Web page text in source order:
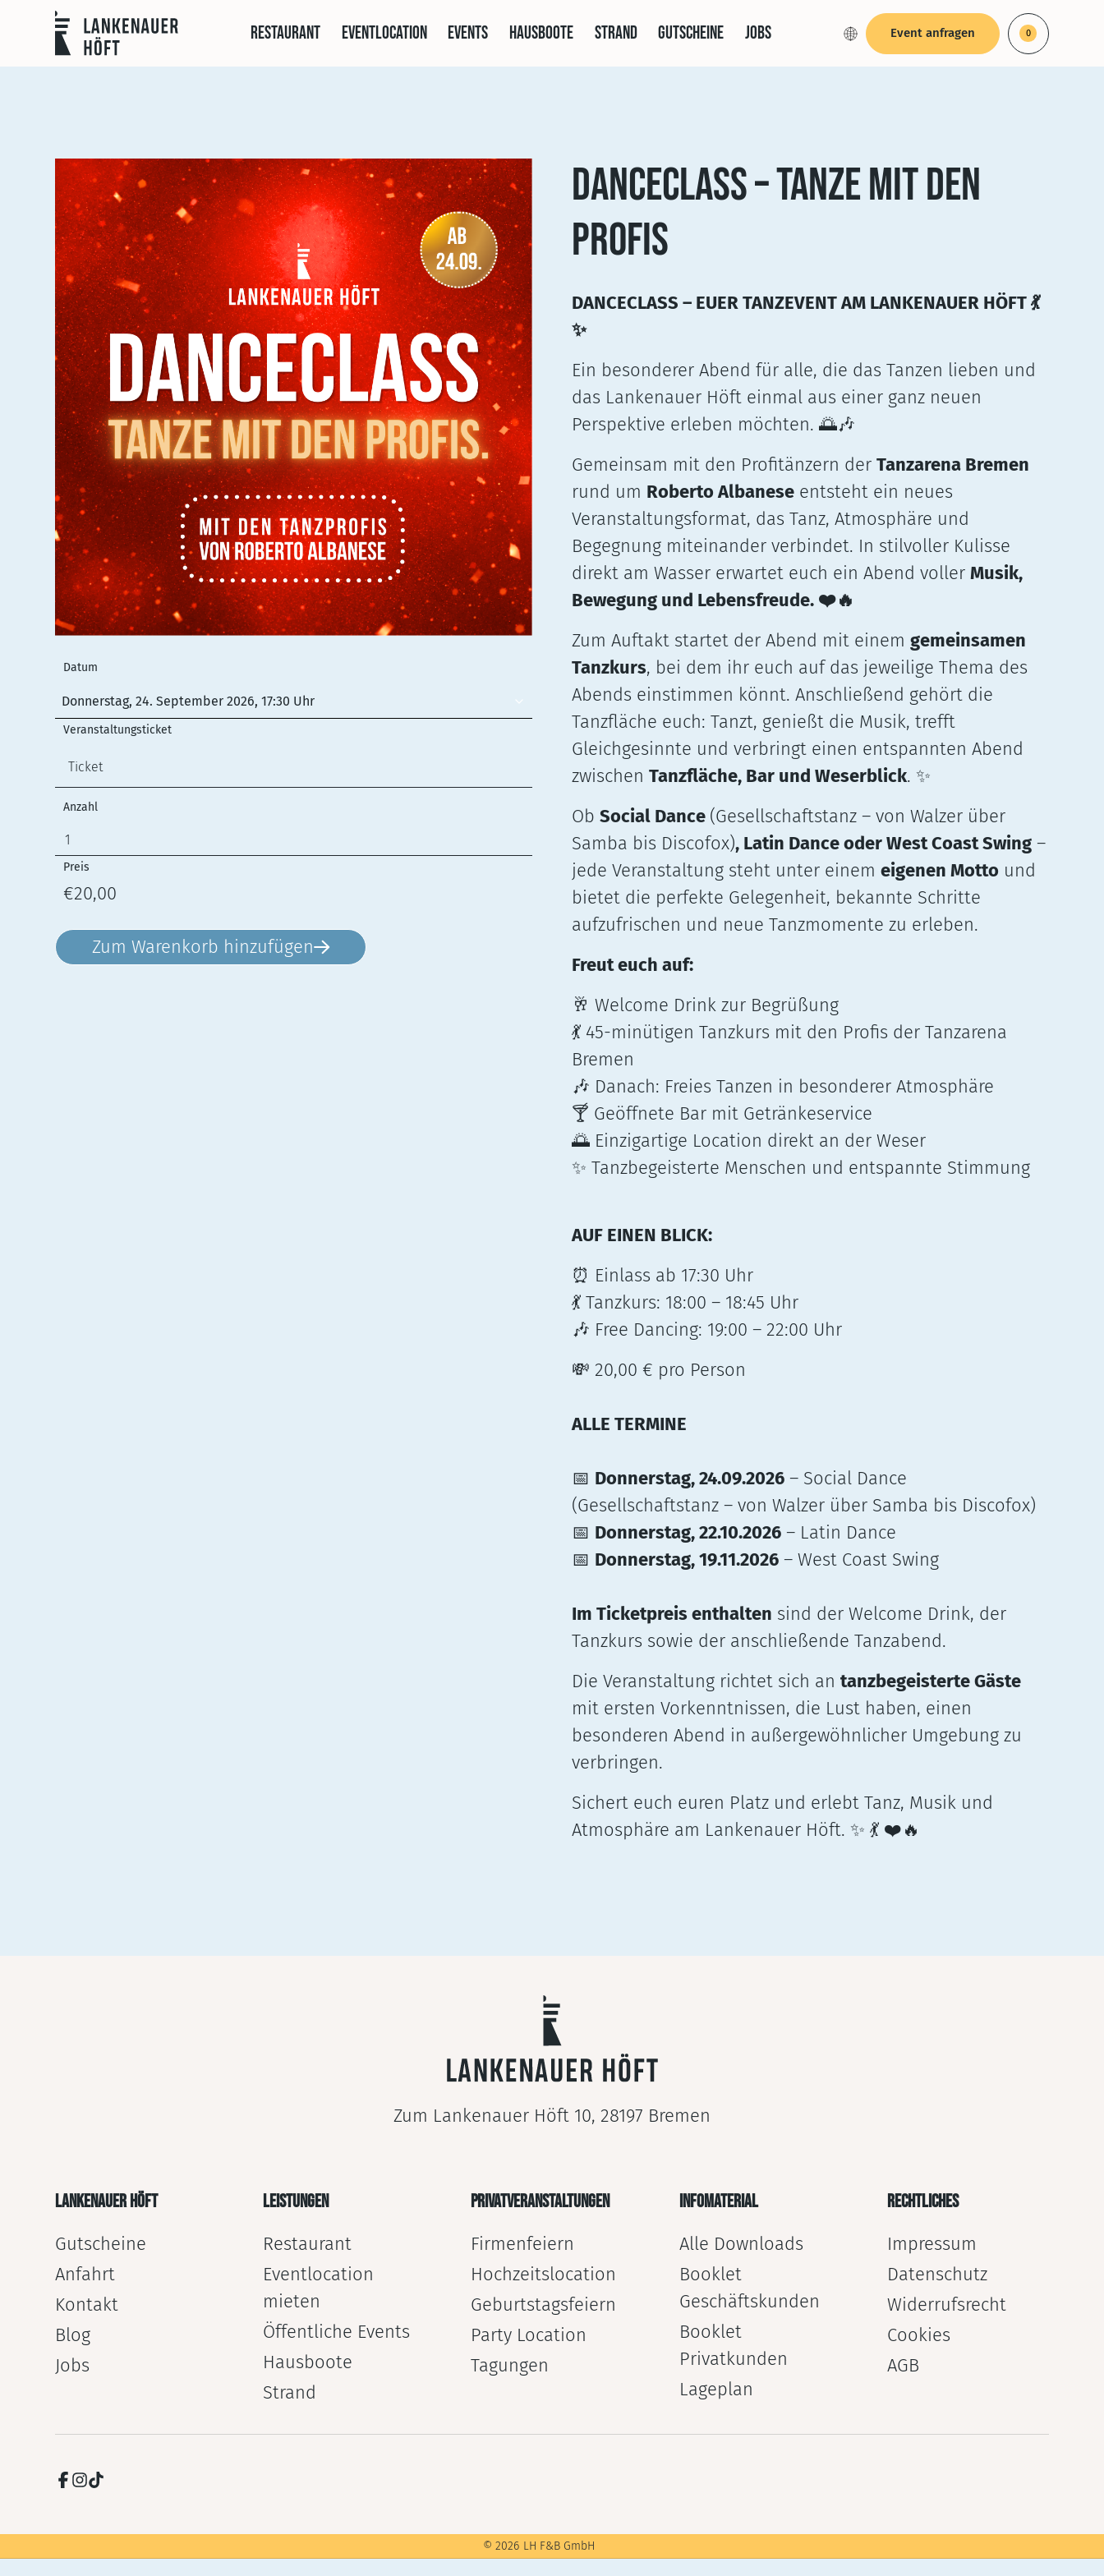
Restaurant Eventlocation Events Hausboote Strand Gutscheine Jobs Event anfragen 0
Datum
Donnerstag, 24. September 2026, 17:30 Uhr
Veranstaltungsticket
Anzahl
Preis
€20,00
Zum Warenkorb hinzufügen
DANCECLASS – TANZE MIT DEN
PROFIS
DANCECLASS – EUER TANZEVENT AM LANKENAUER HÖFT 💃
✨
Ein besonderer Abend für alle, die das Tanzen lieben und
das Lankenauer Höft einmal aus einer ganz neuen
Perspektive erleben möchten. 🌅🎶
Gemeinsam mit den Profitänzern der Tanzarena Bremen
rund um Roberto Albanese entsteht ein neues
Veranstaltungsformat, das Tanz, Atmosphäre und
Begegnung miteinander verbindet. In stilvoller Kulisse
direkt am Wasser erwartet euch ein Abend voller Musik,
Bewegung und Lebensfreude. ❤️🔥
Zum Auftakt startet der Abend mit einem gemeinsamen
Tanzkurs, bei dem ihr euch auf das jeweilige Thema des
Abends einstimmen könnt. Anschließend gehört die
Tanzfläche euch: Tanzt, genießt die Musik, trefft
Gleichgesinnte und verbringt einen entspannten Abend
zwischen Tanzfläche, Bar und Weserblick. ✨
Ob Social Dance (Gesellschaftstanz – von Walzer über
Samba bis Discofox), Latin Dance oder West Coast Swing –
jede Veranstaltung steht unter einem eigenen Motto und
bietet die perfekte Gelegenheit, bekannte Schritte
aufzufrischen und neue Tanzmomente zu erleben.
Freut euch auf:
🥂 Welcome Drink zur Begrüßung
💃 45-minütigen Tanzkurs mit den Profis der Tanzarena
Bremen
🎶 Danach: Freies Tanzen in besonderer Atmosphäre
🍸 Geöffnete Bar mit Getränkeservice
🌅 Einzigartige Location direkt an der Weser
✨ Tanzbegeisterte Menschen und entspannte Stimmung
AUF EINEN BLICK:
⏰ Einlass ab 17:30 Uhr
💃 Tanzkurs: 18:00 – 18:45 Uhr
🎶 Free Dancing: 19:00 – 22:00 Uhr
💸 20,00 € pro Person
ALLE TERMINE
📅 Donnerstag, 24.09.2026 – Social Dance
(Gesellschaftstanz – von Walzer über Samba bis Discofox)
📅 Donnerstag, 22.10.2026 – Latin Dance
📅 Donnerstag, 19.11.2026 – West Coast Swing
Im Ticketpreis enthalten sind der Welcome Drink, der
Tanzkurs sowie der anschließende Tanzabend.
Die Veranstaltung richtet sich an tanzbegeisterte Gäste
mit ersten Vorkenntnissen, die Lust haben, einen
besonderen Abend in außergewöhnlicher Umgebung zu
verbringen.
Sichert euch euren Platz und erlebt Tanz, Musik und
Atmosphäre am Lankenauer Höft. ✨ 💃 ❤️🔥
Zum Lankenauer Höft 10, 28197 Bremen
LANKENAUER HÖFT
Gutscheine
Anfahrt
Kontakt
Blog
Jobs
LEISTUNGEN
Restaurant
Eventlocation
mieten
Öffentliche Events
Hausboote
Strand
PRIVATVERANSTALTUNGEN
Firmenfeiern
Hochzeitslocation
Geburtstagsfeiern
Party Location
Tagungen
INFOMATERIAL
Alle Downloads
Booklet
Geschäftskunden
Booklet
Privatkunden
Lageplan
RECHTLICHES
Impressum
Datenschutz
Widerrufsrecht
Cookies
AGB
© 2026 LH F&B GmbH